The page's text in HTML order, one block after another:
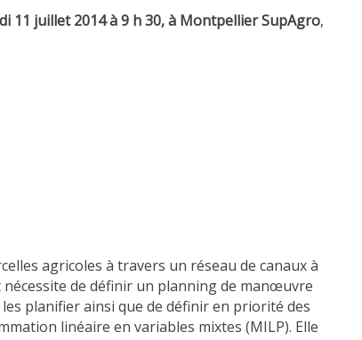
11 juillet 2014 à 9 h 30, à Montpellier SupAgro,
agricoles à travers un réseau de canaux à
de définir un planning de manœuvre
planifier ainsi que de définir en priorité des
linéaire en variables mixtes (MILP). Elle